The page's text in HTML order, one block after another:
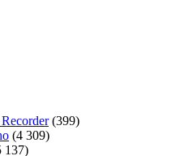
(399)
(4 309)
137)